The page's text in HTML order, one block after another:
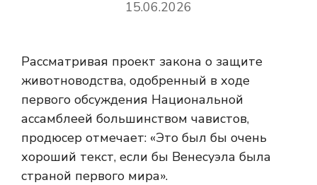
15.06.2026
Рассматривая проект закона о защите
животноводства, одобренный в ходе
первого обсуждения Национальной
ассамблеей большинством чавистов,
продюсер отмечает: «Это был бы очень
хороший текст, если бы Венесуэла была
страной первого мира».